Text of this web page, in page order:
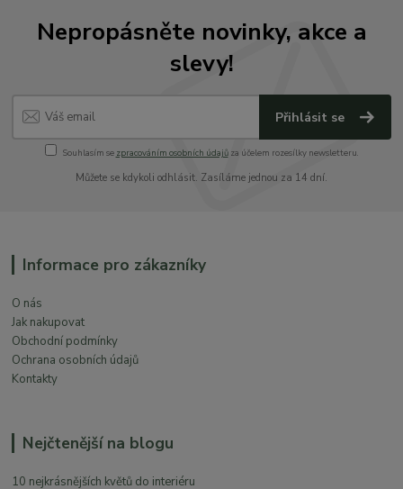
Nepropásněte novinky, akce a
slevy!
Přihlásit se
Souhlasím se zpracováním osobních údajůza účelem rozesílky newsletteru.
Můžete se kdykoli odhlásit. Zasíláme jednou za 14 dní.
Informace pro zákazníky
O nás
Jak nakupovat
Obchodní podmínky
Ochrana osobních údajů
Kontakty
Nejčtenější na blogu
10 nejkrásnějších květů do interiéru